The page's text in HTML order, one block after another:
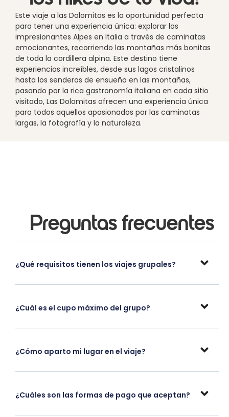
Este viaje a las Dolomitas es la oportunidad perfecta
para tener una experiencia única: explorar los
impresionantes Alpes en Italia a través de caminatas
emocionantes, recorriendo las montañas más bonitas
de toda la cordillera alpina. Este destino tiene
experiencias increíbles, desde sus lagos cristalinos
hasta los senderos de ensueño en las montañas,
pasando por la rica gastronomía italiana en cada sitio
visitado, Las Dolomitas ofrecen una experiencia única
para todos aquellos apasionados por las caminatas
largas, la fotografía y la naturaleza.
Preguntas frecuentes
¿Qué requisitos tienen los viajes grupales?
¿Cuál es el cupo máximo del grupo?
¿Cómo aparto mi lugar en el viaje?
¿Cuáles son las formas de pago que aceptan?